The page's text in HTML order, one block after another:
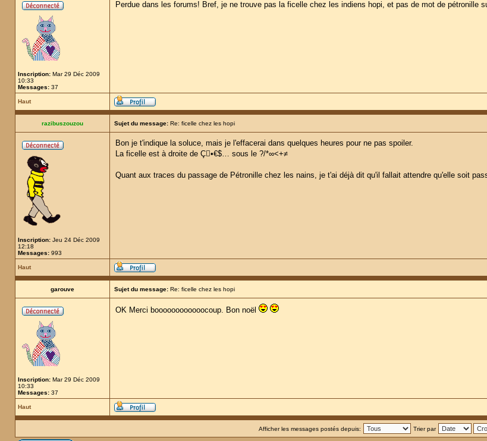
Inscription: Mar 29 Déc 2009
10:33
Messages: 37
Perdue dans les forums! Bref, je ne trouve pas la ficelle chez les indiens hopi, et pas de mot de pétronille
Haut
razibuszouzou Sujet du message: Re: ficelle chez les hopi
Inscription: Jeu 24 Déc 2009
12:18
Messages: 993
Bon je t'indique la soluce, mais je l'effacerai dans quelques heures pour ne pas spoiler.
La ficelle est à droite de Ç•€$… sous le ?/*∞<+≠
Quant aux traces du passage de Pétronille chez les nains, je t'ai déjà dit qu'il fallait attendre qu'elle soit
Haut
garouve Sujet du message: Re: ficelle chez les hopi
Inscription: Mar 29 Déc 2009
10:33
Messages: 37
OK Merci boooooooooooocoup. Bon noël
Haut
Afficher les messages postés depuis: Trier par